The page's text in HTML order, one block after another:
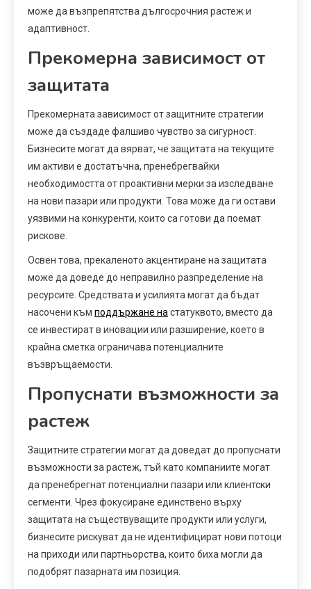
може да възпрепятства дългосрочния растеж и
адаптивност.
Прекомерна зависимост от
защитата
Прекомерната зависимост от защитните стратегии
може да създаде фалшиво чувство за сигурност.
Бизнесите могат да вярват, че защитата на текущите
им активи е достатъчна, пренебрегвайки
необходимостта от проактивни мерки за изследване
на нови пазари или продукти. Това може да ги остави
уязвими на конкуренти, които са готови да поемат
рискове.
Освен това, прекаленото акцентиране на защитата
може да доведе до неправилно разпределение на
ресурсите. Средствата и усилията могат да бъдат
насочени към поддържане на статуквото, вместо да
се инвестират в иновации или разширение, което в
крайна сметка ограничава потенциалните
възвръщаемости.
Пропуснати възможности за
растеж
Защитните стратегии могат да доведат до пропуснати
възможности за растеж, тъй като компаниите могат
да пренебрегнат потенциални пазари или клиентски
сегменти. Чрез фокусиране единствено върху
защитата на съществуващите продукти или услуги,
бизнесите рискуват да не идентифицират нови потоци
на приходи или партньорства, които биха могли да
подобрят пазарната им позиция.